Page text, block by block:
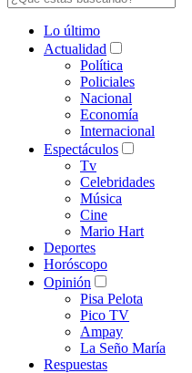
Lo último
Actualidad
Política
Policiales
Nacional
Economía
Internacional
Espectáculos
Tv
Celebridades
Música
Cine
Mario Hart
Deportes
Horóscopo
Opinión
Pisa Pelota
Pico TV
Ampay
La Seño María
Respuestas